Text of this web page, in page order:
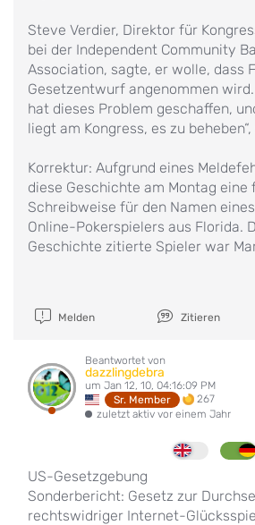
Steve Verdier, Direktor für
bei der Independent Community
Association, sagte, er wolle, dass
Gesetzentwurf angenommen wird.
hat dieses Problem geschaffen,
liegt am Kongress, es zu
Korrektur: Aufgrund eines
diese Geschichte am Montag eine
Schreibweise für den Namen
Online-Pokerspielers aus Florida.
Geschichte zitierte Spieler war
Melden Zitieren
Beantwortet von
dazzlingdebra
um Jan 12, 10, 04:16:09 PM
Sr. Member
267
zuletzt aktiv vor einem Jahr
US-Gesetzgebung
Sonderbericht: Gesetz zur
rechtswidriger Internet-